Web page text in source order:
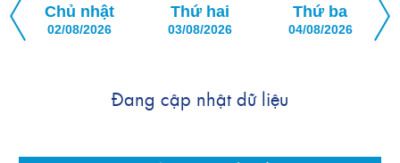
Chủ nhật
02/08/2026
Thứ hai
03/08/2026
Thứ ba
04/08/2026
Đang cập nhật dữ liệu